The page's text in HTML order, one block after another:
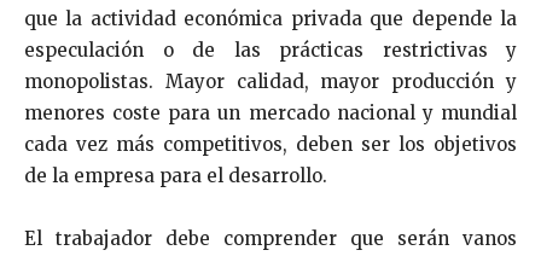
que la actividad eco­nómica privada que depende la
especulación o de las prácticas restrictivas y
monopolistas. Mayor calidad, mayor producción y
menores coste para un mercado nacional y mundial
cada vez más competitivos, deben ser los objetivos
de la empresa para el desarrollo.
El trabajador debe comprender que serán vanos